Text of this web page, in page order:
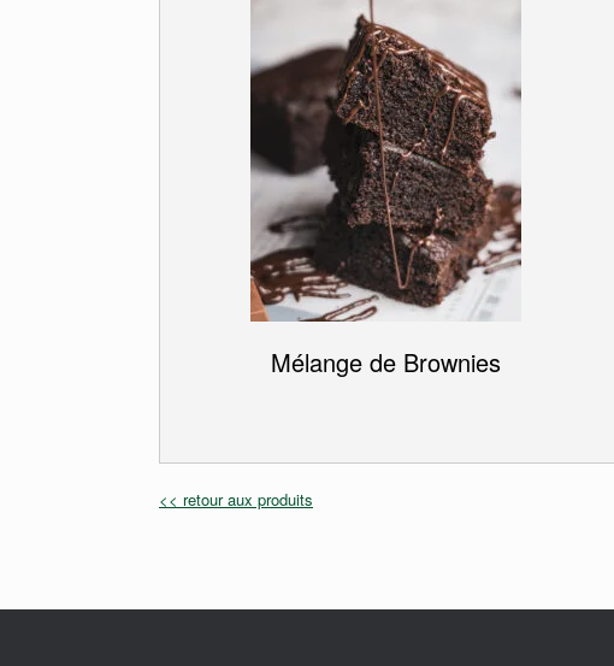
Mélange de Brownies
<< retour aux produits